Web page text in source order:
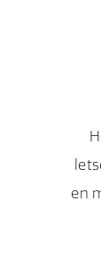
en